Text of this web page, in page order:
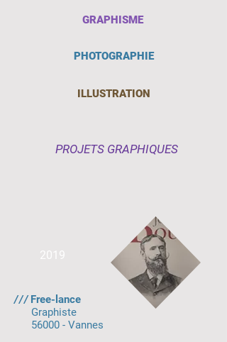
GRAPHISME
PHOTOGRAPHIE
ILLUSTRATION
2019
///Free-lance
Graphiste
56000 - Vannes
PROJETS GRAPHIQUES